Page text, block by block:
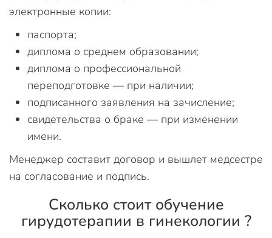
электронные копии:
паспорта;
диплома о среднем образовании;
диплома о профессиональной
переподготовке — при наличии;
подписанного заявления на зачисление;
свидетельства о браке — при изменении
имени.
Менеджер составит договор и вышлет медсестре
на согласование и подпись.
Сколько стоит обучение
гирудотерапии в гинекологии ?